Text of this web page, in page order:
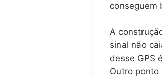
conseguem
A
sinal não
desse GPS
Outro